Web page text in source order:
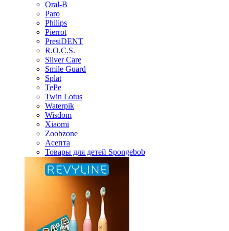
Oral-B
Paro
Philips
Pierrot
PresiDENT
R.O.C.S.
Silver Care
Smile Guard
Splat
TePe
Twin Lotus
Waterpik
Wisdom
Xiaomi
Zoobzone
Асепта
Товары для детей Spongebob